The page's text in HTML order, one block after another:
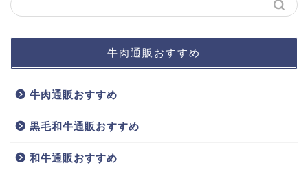
牛肉通販おすすめ
牛肉通販おすすめ
黒毛和牛通販おすすめ
和牛通販おすすめ